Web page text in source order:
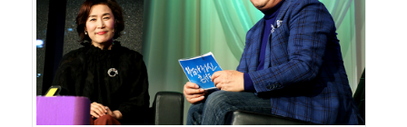
의 기간을 갖는다. 이날 참석한 송재조 한국경제TV 대표는
“매번 참석해왔던 기업가정신 콘서트가 벌써 열아홉 번째
를 넘기고 시즌의 마지막을 향해 달려가는 것이 놀라울 따
름”이라며 “언제나 많은 것을 배우고 느끼는 행사인 만큼
앞으로도 더욱 알찬 콘텐츠를 만들어나갈 수 있도록 다 함